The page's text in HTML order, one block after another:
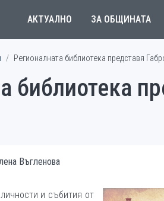
АКТУАЛНО ЗА ОБЩИНАТА
Регионалната библиотека представя
библиотека
Въгленова
и събития от